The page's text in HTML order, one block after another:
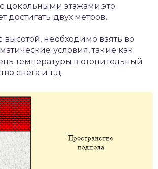
цокольными этажами,это
достигать двух метров.
необходимо взять во
условия, такие как
температуры в отопительный
снега и т.д.